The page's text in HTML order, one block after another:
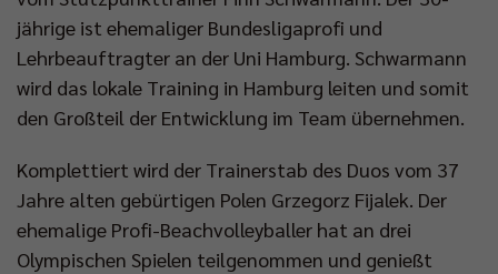
jährige ist ehemaliger Bundesligaprofi und
Lehrbeauftragter an der Uni Hamburg. Schwarmann
wird das lokale Training in Hamburg leiten und somit
den Großteil der Entwicklung im Team übernehmen.
Komplettiert wird der Trainerstab des Duos vom 37
Jahre alten gebürtigen Polen Grzegorz Fijalek. Der
ehemalige Profi-Beachvolleyballer hat an drei
Olympischen Spielen teilgenommen und genießt